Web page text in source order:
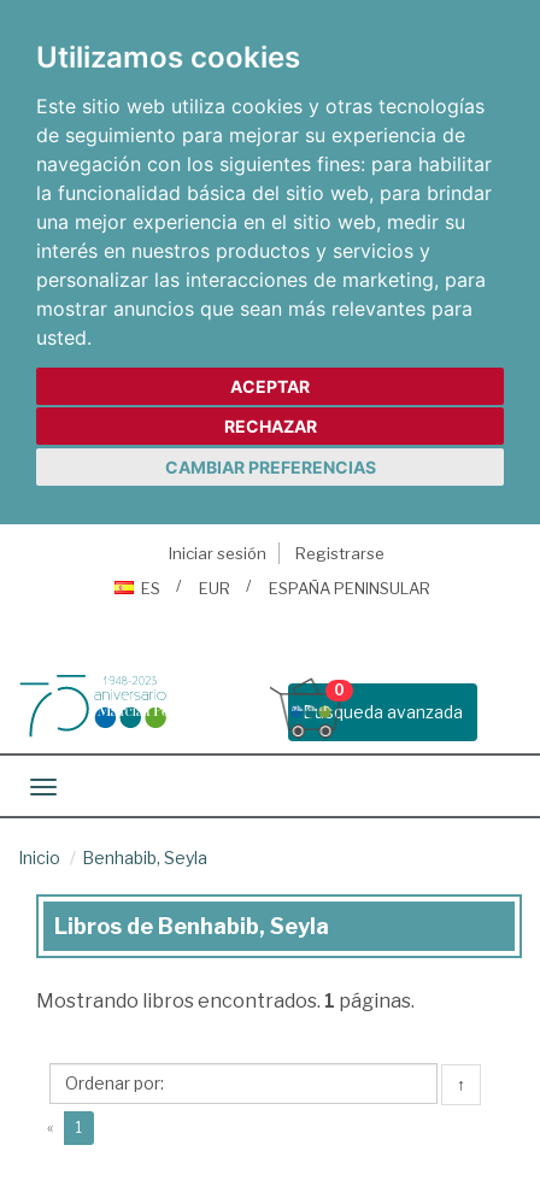
Utilizamos cookies
Este sitio web utiliza cookies y otras tecnologías
de seguimiento para mejorar su experiencia de
navegación con los siguientes fines: para habilitar
la funcionalidad básica del sitio web, para brindar
una mejor experiencia en el sitio web, medir su
interés en nuestros productos y servicios y
personalizar las interacciones de marketing, para
mostrar anuncios que sean más relevantes para
usted.
ACEPTAR
RECHAZAR
CAMBIAR PREFERENCIAS
Iniciar sesión
Registrarse
ES
EUR ESPAÑA PENINSULAR
Busqueda avanzada
0
Toggle navigation
Inicio Benhabib, Seyla
Libros
Benhabib,
Libros de Benhabib, Seyla
Mostrando libros encontrados. 1 páginas.
↑
« 1